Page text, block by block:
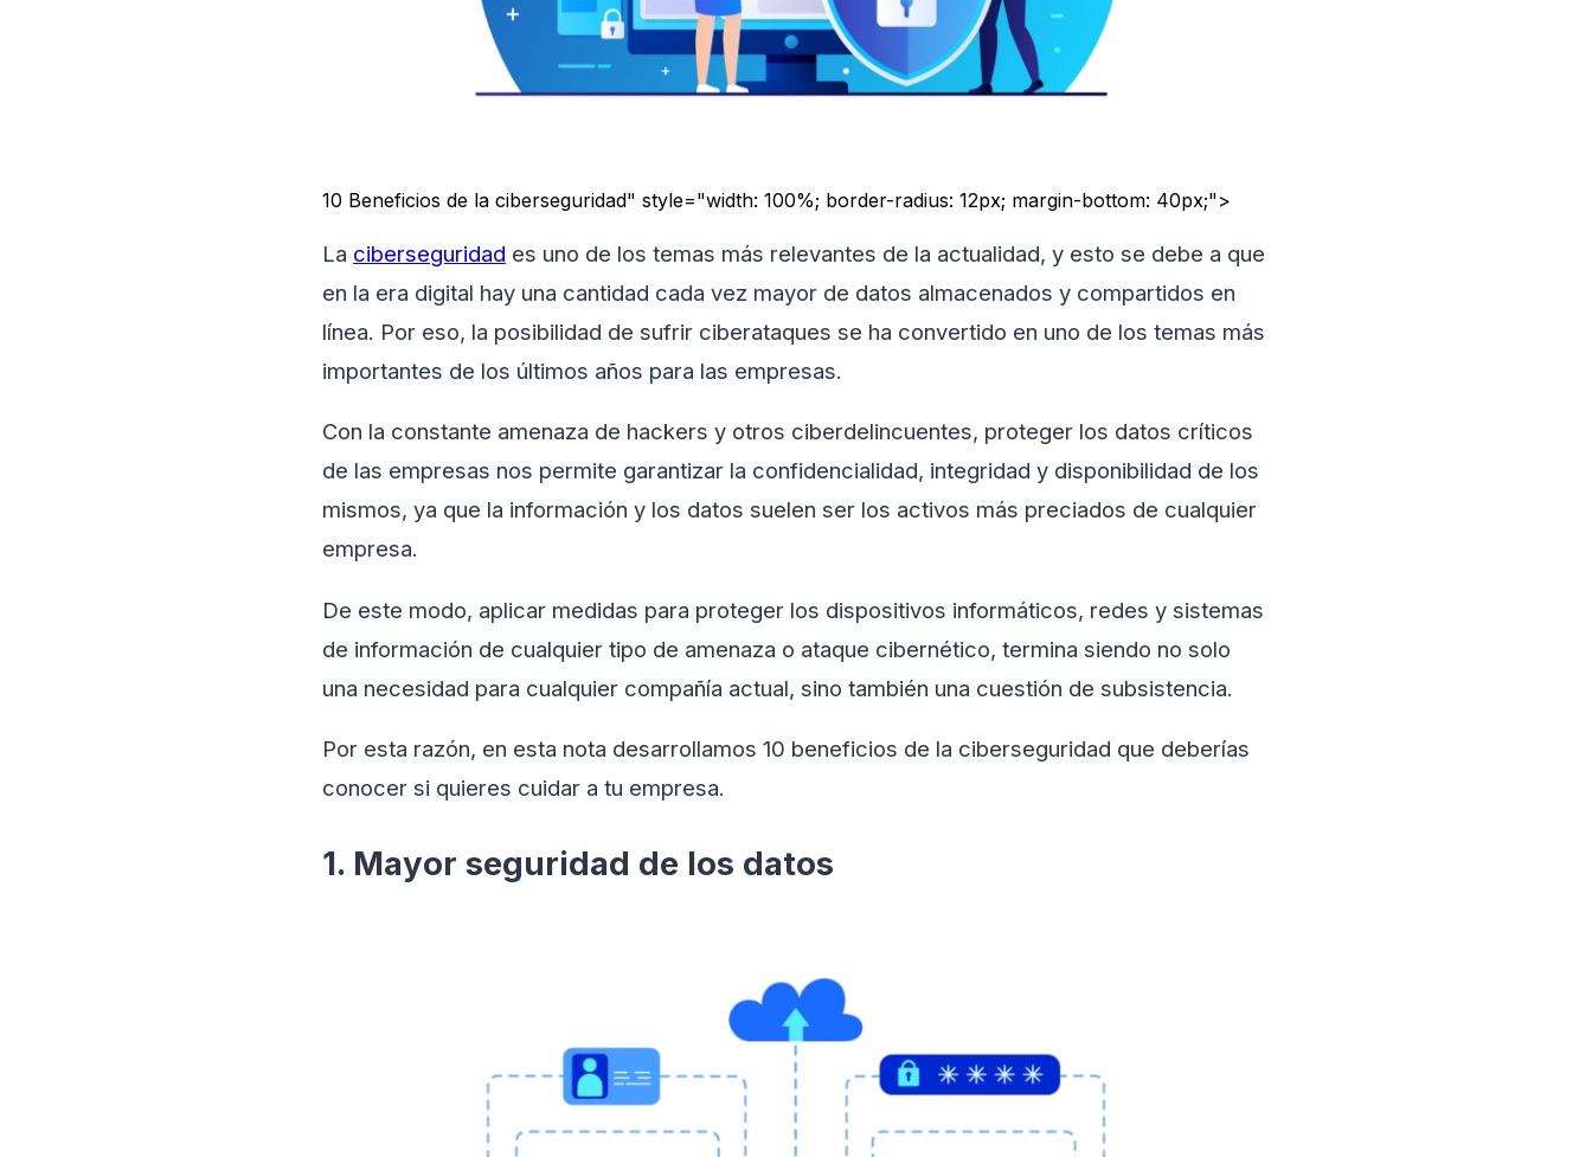
10 Beneficios de la ciberseguridad" style="width: 100%; border-radius: 12px; margin-bottom: 40px;">
La ciberseguridad es uno de los temas más relevantes de la actualidad, y esto se debe a que
en la era digital hay una cantidad cada vez mayor de datos almacenados y compartidos en
línea. Por eso, la posibilidad de sufrir ciberataques se ha convertido en uno de los temas más
importantes de los últimos años para las empresas.
Con la constante amenaza de hackers y otros ciberdelincuentes, proteger los datos críticos
de las empresas nos permite garantizar la confidencialidad, integridad y disponibilidad de los
mismos, ya que la información y los datos suelen ser los activos más preciados de cualquier
empresa.
De este modo, aplicar medidas para proteger los dispositivos informáticos, redes y sistemas
de información de cualquier tipo de amenaza o ataque cibernético, termina siendo no solo
una necesidad para cualquier compañía actual, sino también una cuestión de subsistencia.
Por esta razón, en esta nota desarrollamos 10 beneficios de la ciberseguridad que deberías
conocer si quieres cuidar a tu empresa.
1. Mayor seguridad de los datos